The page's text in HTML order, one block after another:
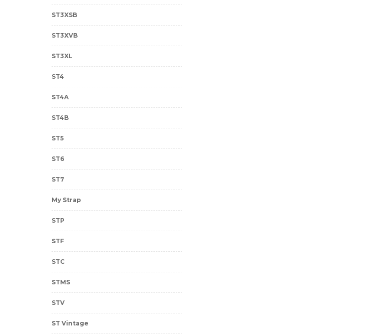
ST3XSB
ST3XVB
ST3XL
ST4
ST4A
ST4B
ST5
ST6
ST7
My Strap
STP
STF
STC
STMS
STV
ST Vintage